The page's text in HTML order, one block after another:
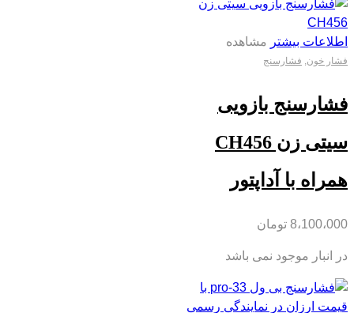
اطلاعات بیشتر مشاهده
فشار خون فشارسنج
فشارسنج بازویی
سیتی زن CH456
همراه با آداپتور
8،100،000 تومان
در انبار موجود نمی باشد